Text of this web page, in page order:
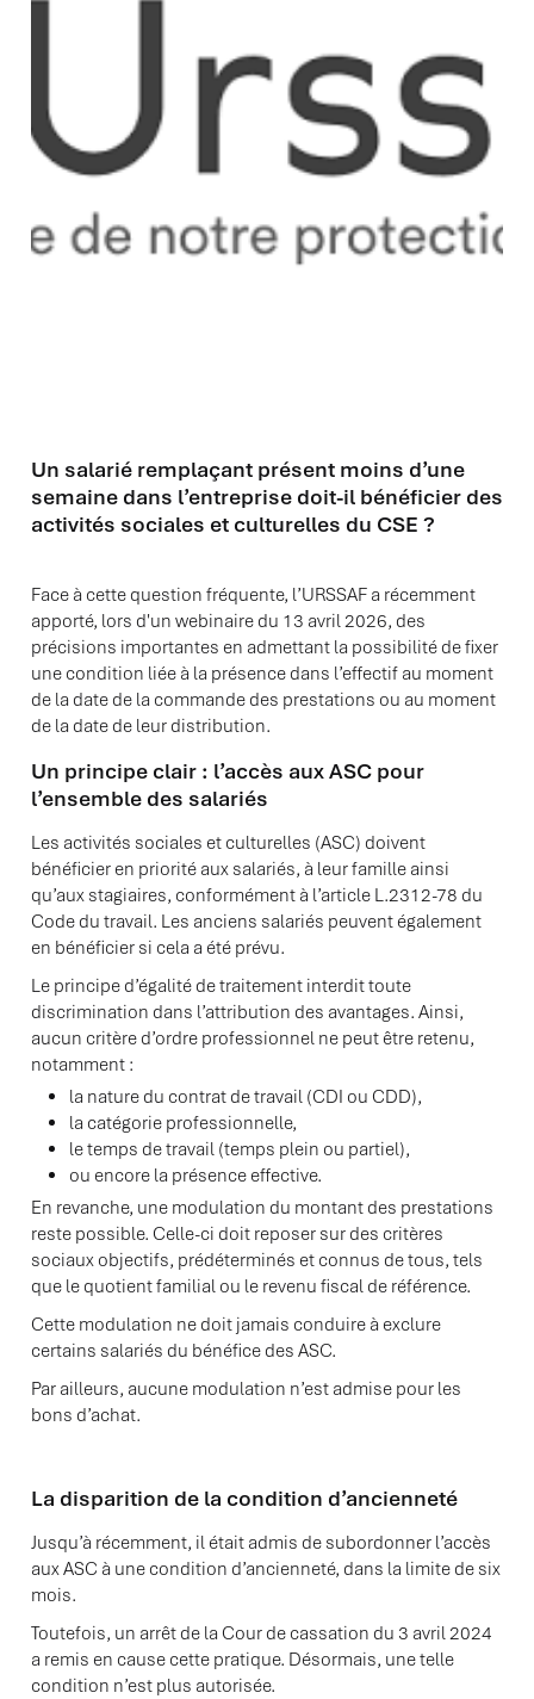
UNIQUEMENT QUELQUES
JOURS DANS LA SOCIÉTÉ
DOIVENT-ILS EN BÉNÉFICIER
?
Un salarié remplaçant présent moins d’une
semaine dans l’entreprise doit-il bénéficier des
activités sociales et culturelles du CSE ?
Face à cette question fréquente, l’URSSAF a récemment
apporté, lors d'un webinaire du 13 avril 2026, des
précisions importantes en admettant la possibilité de fixer
une condition liée à la présence dans l’effectif au moment
de la date de la commande des prestations ou au moment
de la date de leur distribution.
Un principe clair : l’accès aux ASC pour
l’ensemble des salariés
Les activités sociales et culturelles (ASC) doivent
bénéficier en priorité aux salariés, à leur famille ainsi
qu’aux stagiaires, conformément à l’article L.2312-78 du
Code du travail. Les anciens salariés peuvent également
en bénéficier si cela a été prévu.
Le principe d’égalité de traitement interdit toute
discrimination dans l’attribution des avantages. Ainsi,
aucun critère d’ordre professionnel ne peut être retenu,
notamment :
la nature du contrat de travail (CDI ou CDD),
la catégorie professionnelle,
le temps de travail (temps plein ou partiel),
ou encore la présence effective.
En revanche, une modulation du montant des prestations
reste possible. Celle-ci doit reposer sur des critères
sociaux objectifs, prédéterminés et connus de tous, tels
que le quotient familial ou le revenu fiscal de référence.
Cette modulation ne doit jamais conduire à exclure
certains salariés du bénéfice des ASC.
Par ailleurs, aucune modulation n’est admise pour les
bons d’achat.
La disparition de la condition d’ancienneté
Jusqu’à récemment, il était admis de subordonner l’accès
aux ASC à une condition d’ancienneté, dans la limite de six
mois.
Toutefois, un arrêt de la Cour de cassation du 3 avril 2024
a remis en cause cette pratique. Désormais, une telle
condition n’est plus autorisée.